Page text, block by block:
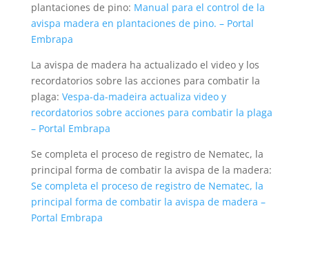
plantaciones de pino: Manual para el control de la
avispa madera en plantaciones de pino. – Portal
Embrapa
La avispa de madera ha actualizado el video y los
recordatorios sobre las acciones para combatir la
plaga: Vespa-da-madeira actualiza video y
recordatorios sobre acciones para combatir la plaga
– Portal Embrapa
Se completa el proceso de registro de Nematec, la
principal forma de combatir la avispa de la madera:
Se completa el proceso de registro de Nematec, la
principal forma de combatir la avispa de madera –
Portal Embrapa